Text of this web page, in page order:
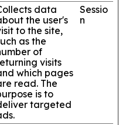
data
the user's
to the site,
as the
of
visits
which pages
read. The
is to
targeted
Sessio
n